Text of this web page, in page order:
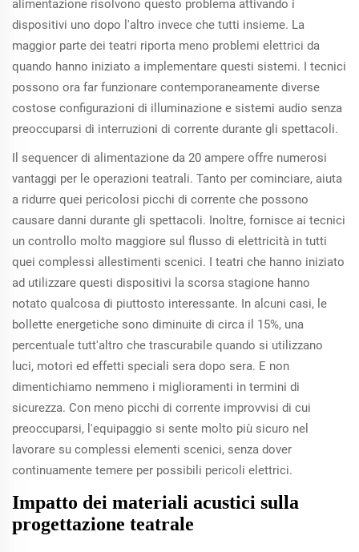
alimentazione risolvono questo problema attivando i
dispositivi uno dopo l'altro invece che tutti insieme. La
maggior parte dei teatri riporta meno problemi elettrici da
quando hanno iniziato a implementare questi sistemi. I tecnici
possono ora far funzionare contemporaneamente diverse
costose configurazioni di illuminazione e sistemi audio senza
preoccuparsi di interruzioni di corrente durante gli spettacoli.
Il sequencer di alimentazione da 20 ampere offre numerosi
vantaggi per le operazioni teatrali. Tanto per cominciare, aiuta
a ridurre quei pericolosi picchi di corrente che possono
causare danni durante gli spettacoli. Inoltre, fornisce ai tecnici
un controllo molto maggiore sul flusso di elettricità in tutti
quei complessi allestimenti scenici. I teatri che hanno iniziato
ad utilizzare questi dispositivi la scorsa stagione hanno
notato qualcosa di piuttosto interessante. In alcuni casi, le
bollette energetiche sono diminuite di circa il 15%, una
percentuale tutt'altro che trascurabile quando si utilizzano
luci, motori ed effetti speciali sera dopo sera. E non
dimentichiamo nemmeno i miglioramenti in termini di
sicurezza. Con meno picchi di corrente improvvisi di cui
preoccuparsi, l'equipaggio si sente molto più sicuro nel
lavorare su complessi elementi scenici, senza dover
continuamente temere per possibili pericoli elettrici.
Impatto dei materiali acustici sulla
progettazione teatrale